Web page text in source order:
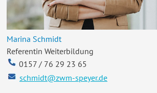
Marina Schmidt
Referentin Weiterbildung
0157 / 76 29 23 65
schmidt@zwm-speyer.de